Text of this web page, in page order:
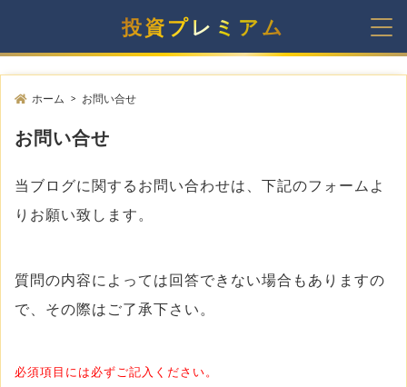
投資プレミアム
ホーム > お問い合せ
お問い合せ
当ブログに関するお問い合わせは、下記のフォームよ
りお願い致します。
質問の内容によっては回答できない場合もありますの
で、その際はご了承下さい。
必須項目には必ずご記入ください。